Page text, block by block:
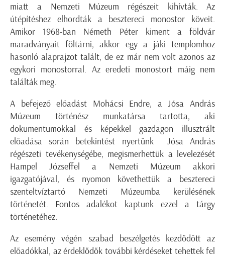
miatt a Nemzeti Múzeum régészeit kihívták. Az
útépítéshez elhordták a besztereci monostor köveit.
Amikor 1968-ban Németh Péter kiment a földvár
maradványait föltárni, akkor egy a jáki templomhoz
hasonló alaprajzot talált, de ez már nem volt azonos az
egykori monostorral. Az eredeti monostort máig nem
találták meg.
A befejező előadást Mohácsi Endre, a Jósa András
Múzeum történész munkatársa tartotta, aki
dokumentumokkal és képekkel gazdagon illusztrált
előadása során betekintést nyertünk Jósa András
régészeti tevékenységébe, megismerhettük a levelezését
Hampel Józseffel a Nemzeti Múzeum akkori
igazgatójával, és nyomon követhettük a besztereci
szenteltvíztartó Nemzeti Múzeumba kerülésének
történetét. Fontos adalékot kaptunk ezzel a tárgy
történetéhez.
Az esemény végén szabad beszélgetés kezdődött az
előadókkal, az érdeklődők további kérdéseket tehettek fel